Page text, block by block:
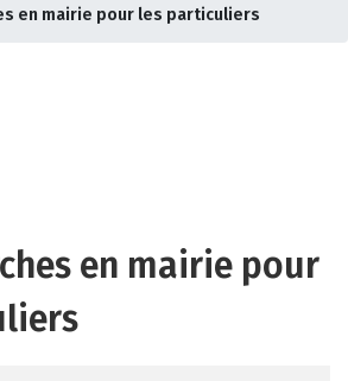
en mairie pour les particuliers
en mairie pour